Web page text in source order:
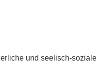
und seelisch-soziale